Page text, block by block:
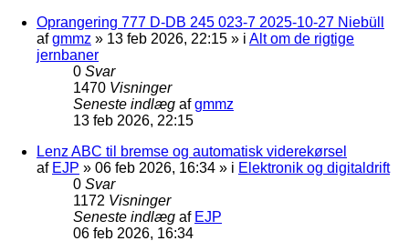
Oprangering 777 D-DB 245 023-7 2025-10-27 Niebüll
afgmmz » 13 feb 2026, 22:15 » i Alt om de rigtige
jernbaner
0 Svar
1470 Visninger
Seneste indlæg afgmmz
13 feb 2026, 22:15
Lenz ABC til bremse og automatisk viderekørsel
af EJP » 06 feb 2026, 16:34 » i Elektronik og digitaldrift
0 Svar
1172 Visninger
Seneste indlæg af EJP
06 feb 2026, 16:34